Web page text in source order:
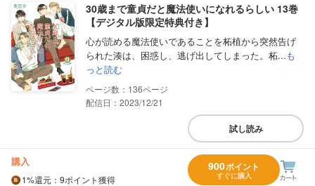
30歳まで童貞だと魔法使いになれるらしい 13巻
【デジタル版限定特典付き】
心が読める魔法使いであることを柘植から突然告げ
られた湊は、困惑し、逃げ出してしまった。柘...も
っと読む
136
配信日：2023/12/21
試し読み
購入
1%還元 ：9ポイント獲得
900ポイント
すぐに購入